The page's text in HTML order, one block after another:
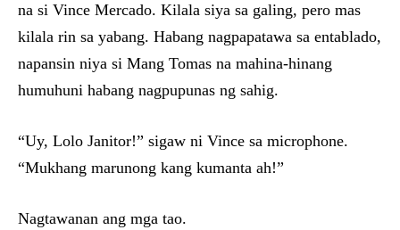
na si Vince Mercado. Kilala siya sa galing, pero mas
kilala rin sa yabang. Habang nagpapatawa sa entablado,
napansin niya si Mang Tomas na mahina-hinang
humuhuni habang nagpupunas ng sahig.
“Uy, Lolo Janitor!” sigaw ni Vince sa microphone.
“Mukhang marunong kang kumanta ah!”
Nagtawanan ang mga tao.